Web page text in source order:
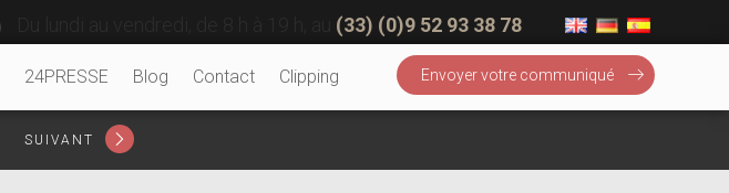
(33) (0)9 52 93 38 78
24PRESSE Blog Contact Clipping Envoyer votre communiqué
SUIVANT